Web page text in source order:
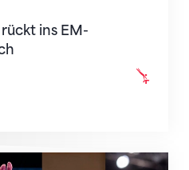
ins EM-
in Zagreb nominiert